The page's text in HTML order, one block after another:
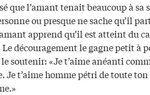
que l’amant tenait beaucoup à
ou presque ne sache qu’il
apprend qu’il est atteint du
découragement le gagne petit à
soutenir: «Je t’aime anéanti
Je t’aime homme pétri de toute